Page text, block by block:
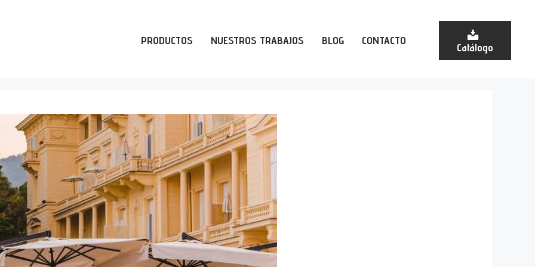
PRODUCTOS NUESTROS TRABAJOS BLOG CONTACTO
Catálogo